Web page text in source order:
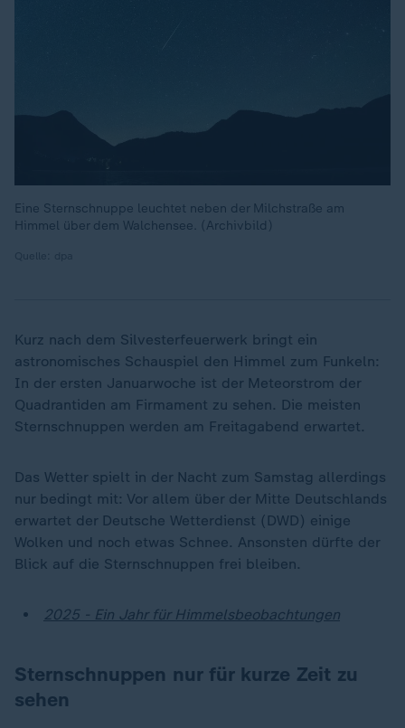
Eine Sternschnuppe leuchtet neben der Milchstraße am
Himmel über dem Walchensee. (Archivbild)
Kurz nach dem Silvesterfeuerwerk bringt ein
astronomisches Schauspiel den Himmel zum Funkeln:
In der ersten Januarwoche ist der Meteorstrom der
Quadrantiden am Firmament zu sehen. Die meisten
Sternschnuppen werden am Freitagabend erwartet.
Das Wetter spielt in der Nacht zum Samstag allerdings
nur bedingt mit: Vor allem über der Mitte Deutschlands
erwartet der Deutsche Wetterdienst (DWD) einige
Wolken und noch etwas Schnee. Ansonsten dürfte der
Blick auf die Sternschnuppen frei bleiben.
2025 - Ein Jahr für Himmelsbeobachtungen
Sternschnuppen nur für kurze Zeit zu
sehen